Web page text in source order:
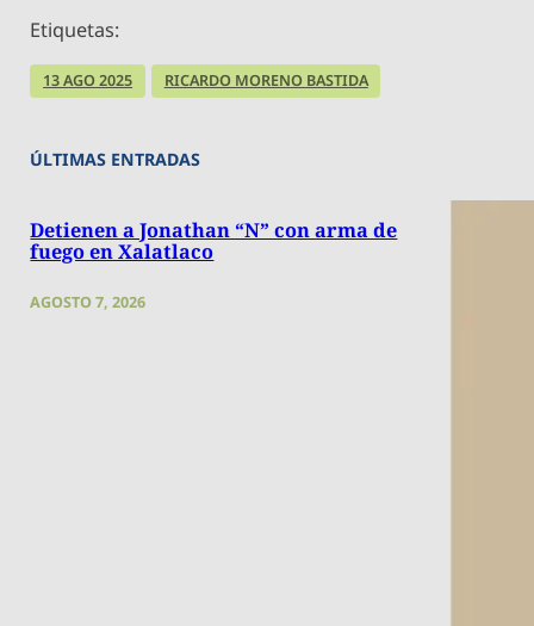
Etiquetas:
13 AGO 2025 RICARDO MORENO BASTIDA
ÚLTIMAS ENTRADAS
Detienen a Jonathan “N” con arma de
fuego en Xalatlaco
AGOSTO 7, 2026